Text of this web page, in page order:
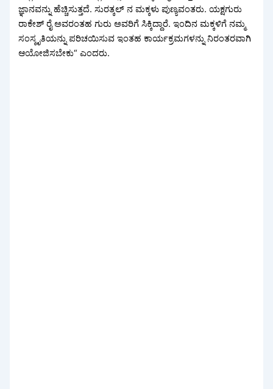
ಜ್ಞಾನವನ್ನು ಹೆಚ್ಚಿಸುತ್ತದೆ. ಸುರತ್ಕಲ್ ನ ಮಕ್ಕಳು ಪುಣ್ಯವಂತರು. ಯಕ್ಷಗುರು
ರಾಕೇಶ್ ರೈ ಅವರಂತಹ ಗುರು ಅವರಿಗೆ ಸಿಕ್ಕಿದ್ದಾರೆ. ಇಂದಿನ ಮಕ್ಕಳಿಗೆ ನಮ್ಮ
ಸಂಸ್ಕೃತಿಯನ್ನು ಪರಿಚಯಿಸುವ ಇಂತಹ ಕಾರ್ಯಕ್ರಮಗಳನ್ನು ನಿರಂತರವಾಗಿ
ಆಯೋಜಿಸಬೇಕು“ ಎಂದರು.